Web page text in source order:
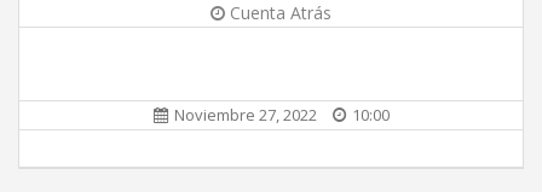
Cuenta Atrás
Noviembre 27, 2022 10:00